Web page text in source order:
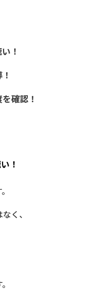
！
確認！
！
く、